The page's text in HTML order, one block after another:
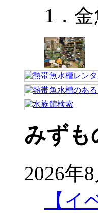
1．金
みずも
2026年
【